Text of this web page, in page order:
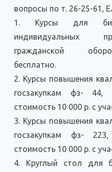
вопросы по т. 26-25-61,
1. Курсы для
индивидуальных
гражданской
бесплатно.
2. Курсы повышения
госзакупкам фз- 44,
стоимость 10 000 р. с
3. Курсы повышения
госзакупкам фз- 223,
стоимость 10 000 р. с
4. Круглый стол для